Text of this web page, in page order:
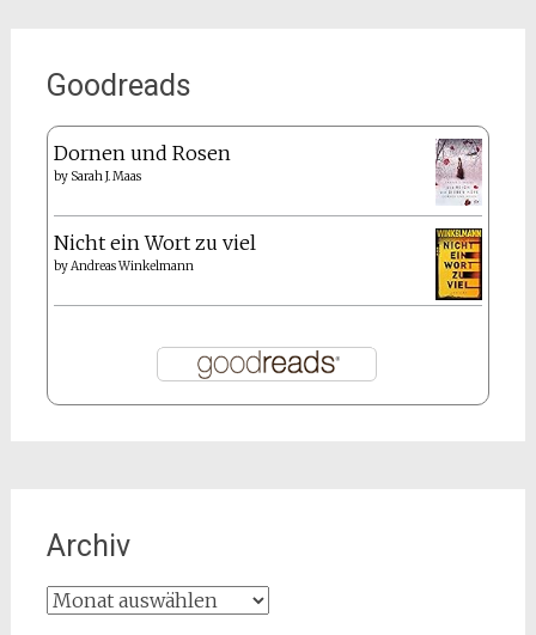
Goodreads
Dornen und Rosen
by Sarah J. Maas
Nicht ein Wort zu viel
byAndreas Winkelmann
Archiv
Archiv